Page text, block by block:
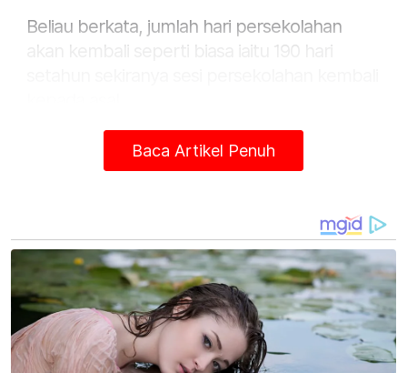
Beliau berkata, jumlah hari persekolahan
akan kembali seperti biasa iaitu 190 hari
Baca Artikel Penuh